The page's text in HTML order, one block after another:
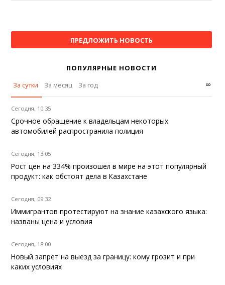
ПРЕДЛОЖИТЬ НОВОСТЬ
ПОПУЛЯРНЫЕ НОВОСТИ
За сутки
За месяц За год ∞
Сегодня, 10:35
Срочное обращение к владельцам некоторых
автомобилей распространила полиция
Сегодня, 13:05
Рост цен на 334% произошел в мире на этот популярный
продукт: как обстоят дела в Казахстане
Сегодня, 09:32
Иммигрантов протестируют на знание казахского языка:
названы цена и условия
Сегодня, 18:00
Новый запрет на выезд за границу: кому грозит и при
каких условиях